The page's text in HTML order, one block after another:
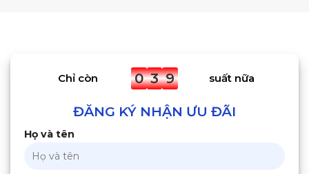
Chỉ còn 0 3 9 suất nữa
ĐĂNG KÝ NHẬN ƯU ĐÃI
Họ và tên